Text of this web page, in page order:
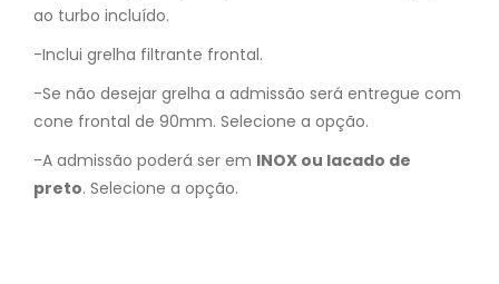
ao turbo incluído.
-Inclui grelha filtrante frontal.
-Se não desejar grelha a admissão será entregue com
cone frontal de 90mm. Selecione a opção.
-A admissão poderá ser em INOX ou lacado de
preto. Selecione a opção.